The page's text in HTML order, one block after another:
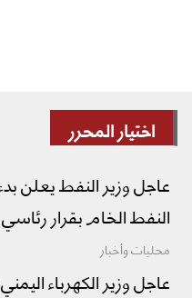
اختيار المحرر
عاجل وزير النفط يعلن
النفط الخام بقرار رئاسي
محليات وأخبار
عاجل وزير الكهرباء